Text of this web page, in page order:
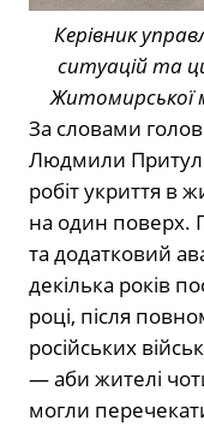
Керівник
ситуацій та
Житомирської
За словами
Людмили
робіт укриття в
на один поверх.
та додатковий
декілька років
році, після
російських
— аби жителі
могли